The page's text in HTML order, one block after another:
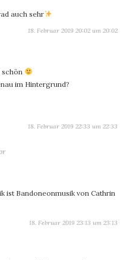
auch sehr
18. Februar 2019 20:02 um 20:02
im Hintergrund?
18. Februar 2019 22:33 um 22:33
sagt:
ist Bandoneonmusik von Cathrin
18. Februar 2019 23:13 um 23:13